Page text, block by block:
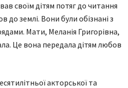
своїм дітям потяг до читання
до землі. Вони були обізнані з
Мати, Меланія Григорівна,
Це вона передала дітям любов
акторської та